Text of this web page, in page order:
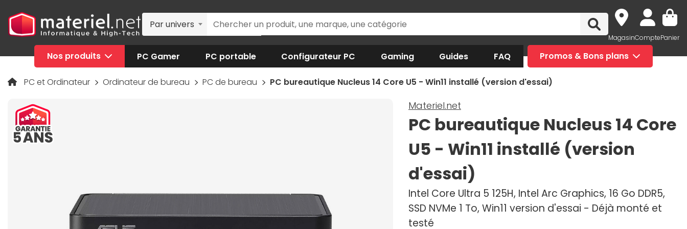
Par univers
MagasinComptePanier
Nos produits PC Gamer PC portable Configurateur PC Gaming Guides FAQ Promos & Bons plans
PC et Ordinateur Ordinateur de bureau PC de bureau PC bureautique Nucleus 14 Core U5 - Win11 installé (version d'essai)
Materiel.net
PC bureautique Nucleus 14 Core
U5 - Win11 installé (version
d'essai)
Intel Core Ultra 5 125H, Intel Arc Graphics, 16 Go DDR5,
SSD NVMe 1 To, Win11 version d'essai - Déjà monté et
testé